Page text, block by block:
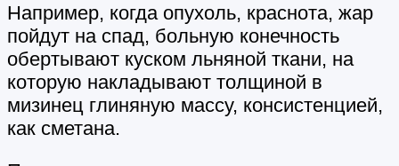
Например, когда опухоль, краснота, жар
пойдут на спад, больную конечность
обертывают куском льняной ткани, на
которую накладывают толщиной в
мизинец глиняную массу, консистенцией,
как сметана.